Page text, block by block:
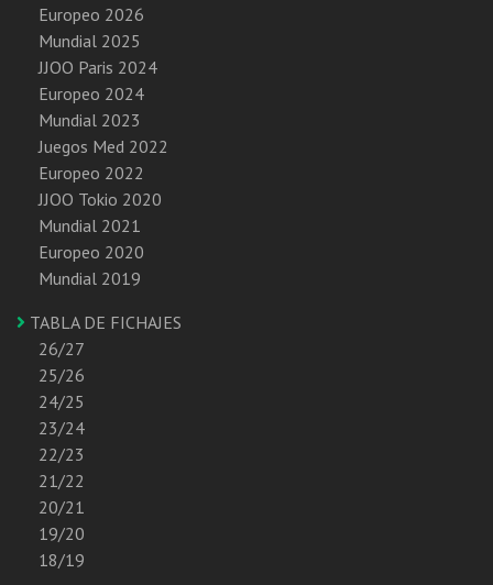
Europeo 2026
Mundial 2025
JJOO Paris 2024
Europeo 2024
Mundial 2023
Juegos Med 2022
Europeo 2022
JJOO Tokio 2020
Mundial 2021
Europeo 2020
Mundial 2019
TABLA DE FICHAJES
26/27
25/26
24/25
23/24
22/23
21/22
20/21
19/20
18/19